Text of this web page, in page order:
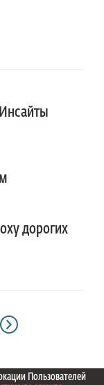
дорогих
Пользователей